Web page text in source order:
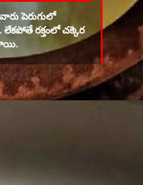
పెరుగులో
లేకపోతే రక్తంలో చక్కెర